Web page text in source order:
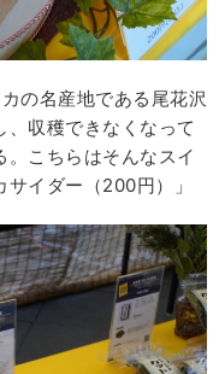
の名産地である尾花沢
収穫できなくなって
。こちらはそんなスイ
イダー（200円）」